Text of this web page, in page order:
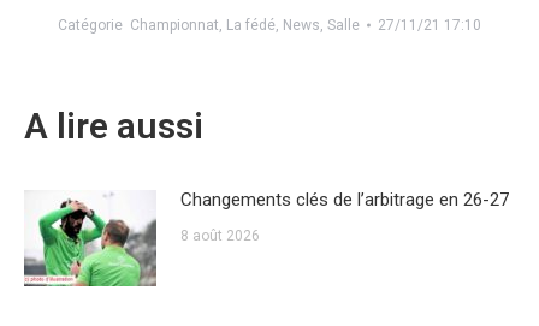
Catégorie Championnat, La fédé, News, Salle 27/11/21 17:10
A lire aussi
Changements clés de l’arbitrage en 26-27
8 août 2026